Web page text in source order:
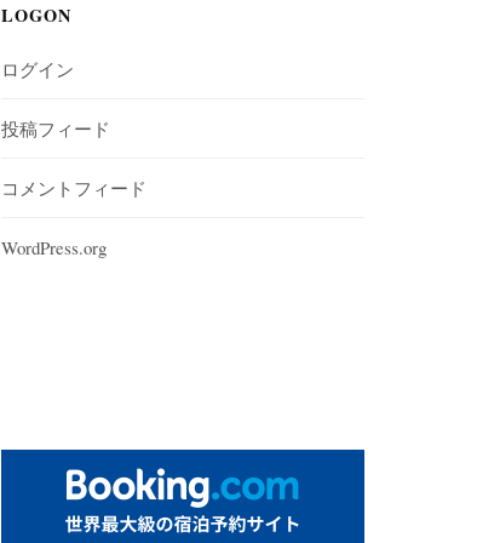
LOGON
ログイン
投稿フィード
コメントフィード
WordPress.org